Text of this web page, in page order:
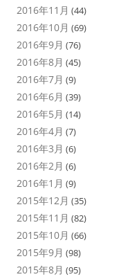
2016年11月 (44)
2016年10月 (69)
2016年9月 (76)
2016年8月 (45)
2016年7月 (9)
2016年6月 (39)
2016年5月 (14)
2016年4月 (7)
2016年3月 (6)
2016年2月 (6)
2016年1月 (9)
2015年12月 (35)
2015年11月 (82)
2015年10月 (66)
2015年9月 (98)
2015年8月 (95)